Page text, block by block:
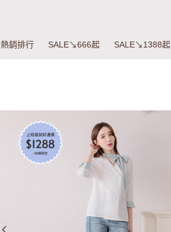
熱銷排行 SALE↘666起 SALE↘1388起